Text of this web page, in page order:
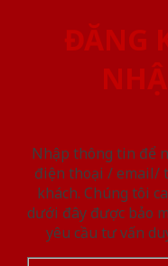
ĐĂNG
Nhập thông tin để
điện thoại / email/
khách. Chúng tôi
dưới đây được bảo
yêu cầu tư vấn